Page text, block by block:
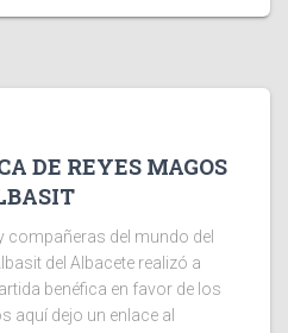
DE REYES MAGOS
del mundo del
del Albacete realizó a
benéfica en favor de los
aquí dejo un enlace al